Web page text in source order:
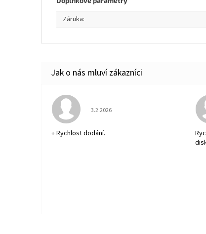
Záruka:
Hodnocení obchodu je 5 z 5 hvězdiček.
3.2.2026
+ Rychlost dodání.